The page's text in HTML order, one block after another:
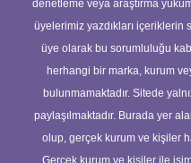
denetleme veya araştırma
üyelerimiz yazdıkları içeriklerin
üye olarak bu sorumluluğu
herhangi bir marka, kurum
bulunmamaktadır. Sitede
paylaşılmaktadır. Burada yer
olup, gerçek kurum ve kişiler
Gerçek kurum ve kişiler ile